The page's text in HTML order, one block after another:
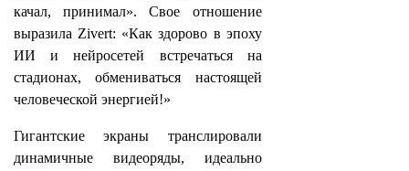
качал, принимал». Свое отношение
выразила Zivert: «Как здорово в эпоху
ИИ и нейросетей встречаться на
стадионах, обмениваться настоящей
человеческой энергией!»
Гигантские экраны транслировали
динамичные видеоряды, идеально